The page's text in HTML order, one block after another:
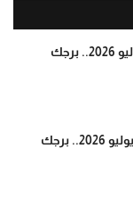
توقعات برج الجدي لشهر يوليو 2026.. برجك
توقعات برج القوس لشهر يوليو 2026.. برجك